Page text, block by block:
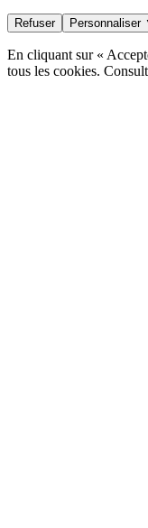
Refuser Personnaliser
En cliquant sur «
tous les cookies.